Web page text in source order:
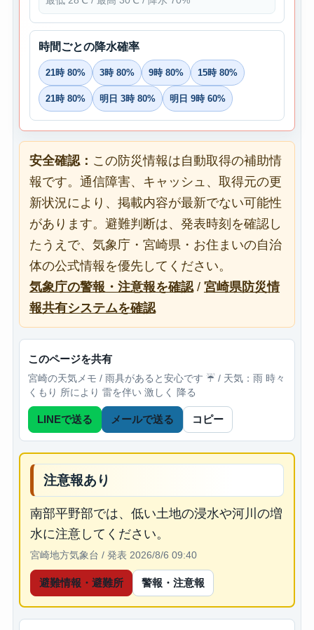
時間ごとの降水確率
21時 80% 3時 80% 9時 80% 15時 80%
21時 80% 明日 3時 80% 明日 9時 60%
安全確認： この防災情報は自動取得の補助情
報です。通信障害、キャッシュ、取得元の更
新状況により、掲載内容が最新でない可能性
があります。避難判断は、発表時刻を確認し
たうえで、気象庁・宮崎県・お住まいの自治
体の公式情報を優先してください。
気象庁の警報・注意報を確認/ 宮崎県防災情
報共有システムを確認
このページを共有
宮崎の天気メモ / 雨具があると安心です ☔ / 天気：雨 時々
くもり 所により 雷を伴い 激しく 降る
LINEで送る メールで送る コピー
注意報あり
南部平野部では、低い土地の浸水や河川の増
水に注意してください。
宮崎地方気象台 / 発表 2026/8/6 09:40
避難情報・避難所 警報・注意報